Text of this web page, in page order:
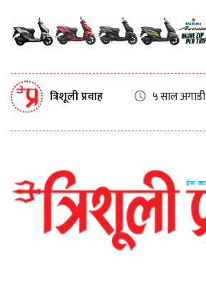
त्रिशूली प्रवाह ५ साल अगाडी